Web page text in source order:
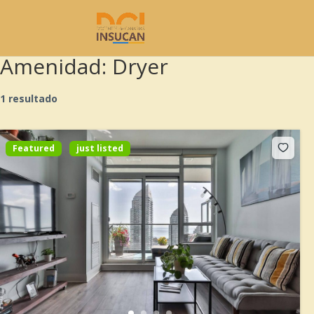
Amenidad:Dryer
1 resultado
Featured just listed